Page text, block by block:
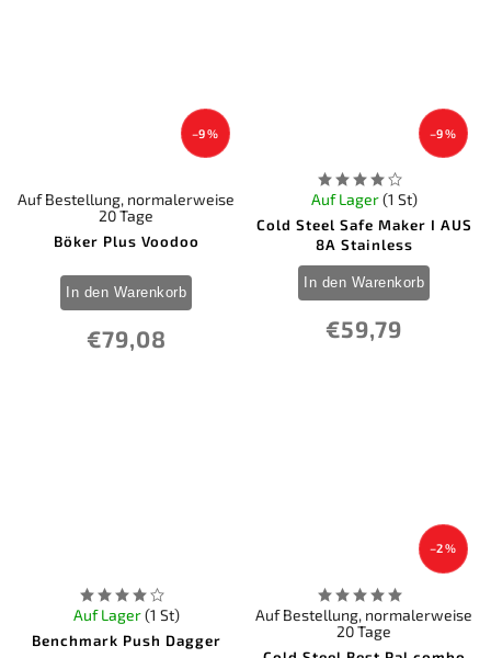
–9 %
Böker Plus Voodoo
Auf Bestellung, normalerweise
20 Tage
€79,08
In den Warenkorb
–9 %
Cold Steel Safe Maker I AUS
8A Stainless
Auf Lager(1 St)
€59,79
In den Warenkorb
Benchmark Push Dagger
Auf Lager(1 St)
–2 %
Auf Bestellung, normalerweise
20 Tage